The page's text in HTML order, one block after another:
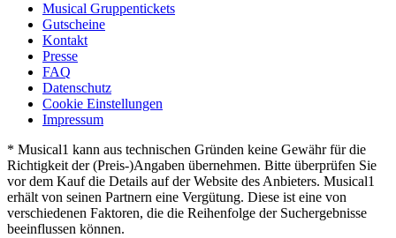
Musical Gruppentickets
Gutscheine
Kontakt
Presse
FAQ
Datenschutz
Cookie Einstellungen
Impressum
* Musical1 kann aus technischen Gründen keine Gewähr für die
Richtigkeit der (Preis-)Angaben übernehmen. Bitte überprüfen Sie
vor dem Kauf die Details auf der Website des Anbieters. Musical1
erhält von seinen Partnern eine Vergütung. Diese ist eine von
verschiedenen Faktoren, die die Reihenfolge der Suchergebnisse
beeinflussen können.